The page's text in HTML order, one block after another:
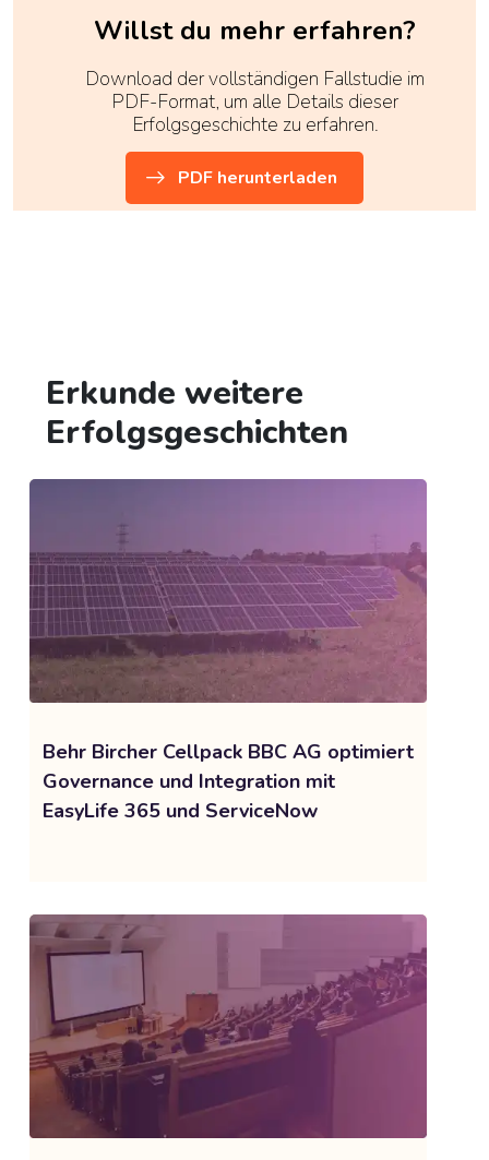
Willst du mehr erfahren?
Download der vollständigen Fallstudie im
PDF-Format, um alle Details dieser
Erfolgsgeschichte zu erfahren.
PDF herunterladen
Erkunde weitere
Erfolgsgeschichten
Behr Bircher Cellpack BBC AG optimiert
Governance und Integration mit
EasyLife 365 und ServiceNow